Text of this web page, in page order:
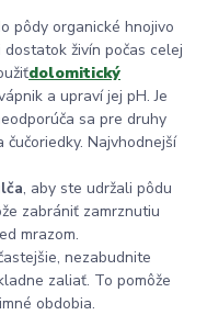
pôdy organické hnojivo
živín počas celej
dolomitický
a upraví jej pH. Je
sa pre druhy
Najvhodnejší
, aby ste udržali pôdu
zabrániť zamrznutiu
mrazom.
nezabudnite
zaliať. To pomôže
obdobia.